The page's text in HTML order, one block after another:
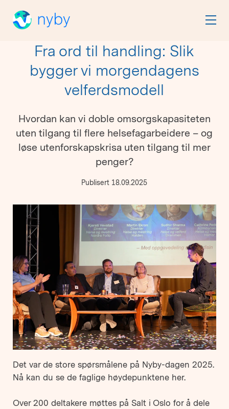
Fra ord til handling: Slik
bygger vi morgendagens
velferdsmodell
Hvordan kan vi doble omsorgskapasiteten
uten tilgang til flere helsefagarbeidere – og
løse utenforskapskrisa uten tilgang til mer
penger?
Publisert 18.09.2025
Det var de store spørsmålene på Nyby-dagen 2025.
Nå kan du se de faglige høydepunktene her.
Over 200 deltakere møttes på Salt i Oslo for å dele